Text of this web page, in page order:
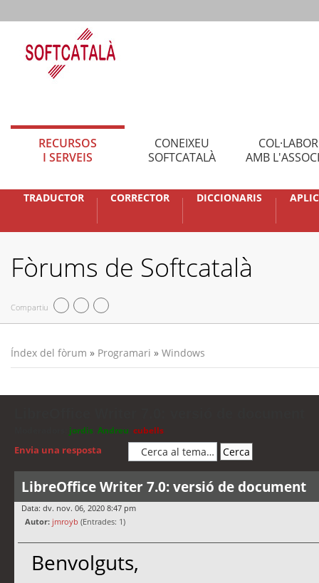
RECURSOS
I SERVEIS
CONEIXEU
SOFTCATALÀ
AMB
TRADUCTOR CORRECTOR DICCIONARIS
Fòrums de Softcatalà
Compartiu
Índex del fòrum » Programari » Windows
jordis Andreu cubells
Envia una resposta
LibreOffice Writer 7.0: versió de document
Data: dv. nov. 06, 2020 8:47 pm
Autor: jmroyb (Entrades: 1)
Benvolguts,